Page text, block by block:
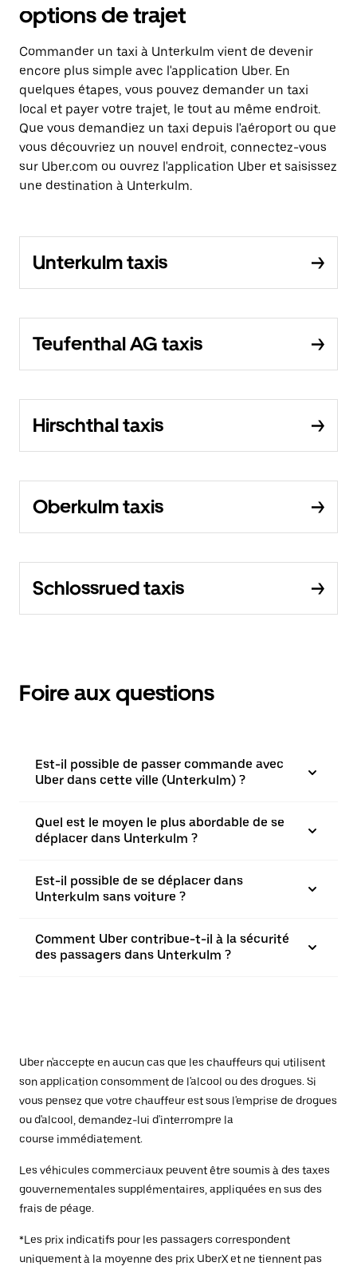
options de trajet
Commander un taxi à Unterkulm vient de devenir
encore plus simple avec l'application Uber. En
quelques étapes, vous pouvez demander un taxi
local et payer votre trajet, le tout au même endroit.
Que vous demandiez un taxi depuis l'aéroport ou que
vous découvriez un nouvel endroit, connectez-vous
sur Uber.com ou ouvrez l'application Uber et saisissez
une destination à Unterkulm.
Unterkulm taxis
Teufenthal AG taxis
Hirschthal taxis
Oberkulm taxis
Schlossrued taxis
Foire aux questions
Est-il possible de passer commande avec
Uber dans cette ville (Unterkulm) ?
Quel est le moyen le plus abordable de se
déplacer dans Unterkulm ?
Est-il possible de se déplacer dans
Unterkulm sans voiture ?
Comment Uber contribue-t-il à la sécurité
des passagers dans Unterkulm ?
Uber n'accepte en aucun cas que les chauffeurs qui utilisent
son application consomment de l'alcool ou des drogues. Si
vous pensez que votre chauffeur est sous l'emprise de drogues
ou d'alcool, demandez-lui d'interrompre la
course immédiatement.
Les véhicules commerciaux peuvent être soumis à des taxes
gouvernementales supplémentaires, appliquées en sus des
frais de péage.
*Les prix indicatifs pour les passagers correspondent
uniquement à la moyenne des prix UberX et ne tiennent pas